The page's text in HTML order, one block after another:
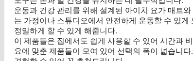
운동과 건강 관리를 위해 설계된 아이치 요가 매트
는 가정이나 스튜디오에서 안전하게 운동할 수 있
정밀하게 할 수 있게 해줍니다.
이 제품들은 집에서도 쉽게 사용할 수 있어 시간과
요에 맞춘 제품들이 모여 있어 선택의 폭이 넓습니